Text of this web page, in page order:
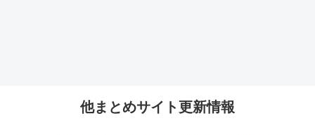
他まとめサイト更新情報